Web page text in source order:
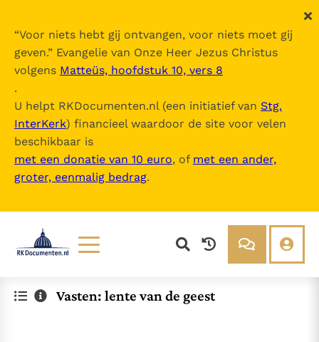
“Voor niets hebt gij ontvangen, voor niets moet gij
geven.” Evangelie van Onze Heer Jezus Christus
volgens Matteüs, hoofdstuk 10, vers 8
.
U helpt RKDocumenten.nl (een initiatief van Stg.
InterKerk) financieel waardoor de site voor velen
beschikbaar is
met een donatie van 10 euro, of met een ander,
groter, eenmalig bedrag.
Documenten
Over RK Documenten
Vasten: lente van de geest